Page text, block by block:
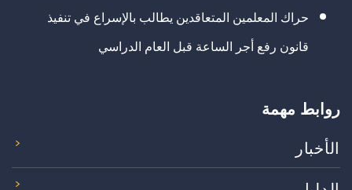
حراك المعلمين المتعاقدين يطالب بالإسراع في تنفيذ
قانون رفع أجر الساعة قبل العام الدراسي
روابط مهمة
الأخبار